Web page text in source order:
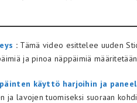
:Tämä video esittelee uuden
ja pinoa näppäimiä
käyttö harjoihin ja
ja lavojen tuomiseksi suoraan